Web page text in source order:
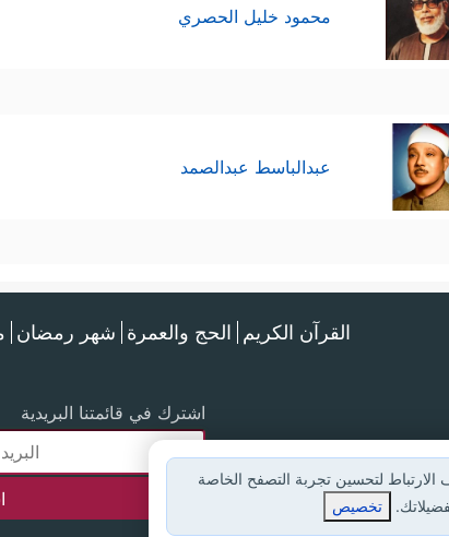
محمود خليل الحصري
عبدالباسط عبدالصمد
القرآن الكريم الحج والعمرة شهر رمضان
اشترك في قائمتنا البريدية
لتحسين تجربة التصفح الخاصة
تخصيص